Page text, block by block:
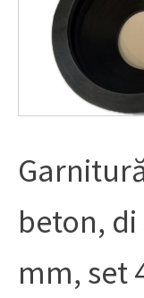
beton, di
mm, set